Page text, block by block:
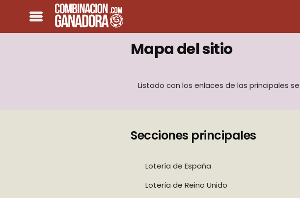
Mapa del sitio
Listado con los enlaces de las principales
Secciones principales
Lotería de España
Lotería de Reino Unido